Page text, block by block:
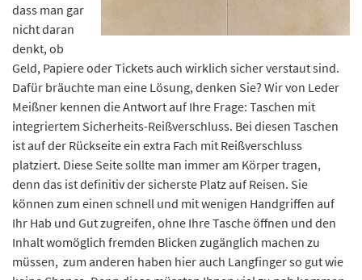
dass man gar
nicht daran
denkt, ob
Geld, Papiere oder Tickets auch wirklich sicher verstaut sind.
Dafür bräuchte man eine Lösung, denken Sie? Wir von Leder
Meißner kennen die Antwort auf Ihre Frage: Taschen mit
integriertem Sicherheits-Reißverschluss. Bei diesen Taschen
ist auf der Rückseite ein extra Fach mit Reißverschluss
platziert. Diese Seite sollte man immer am Körper tragen,
denn das ist definitiv der sicherste Platz auf Reisen. Sie
können zum einen schnell und mit wenigen Handgriffen auf
Ihr Hab und Gut zugreifen, ohne Ihre Tasche öffnen und den
Inhalt womöglich fremden Blicken zugänglich machen zu
müssen, zum anderen haben hier auch Langfinger so gut wie